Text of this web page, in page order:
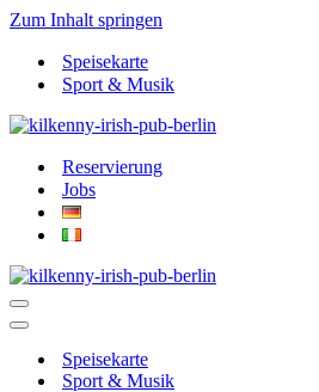
Zum Inhalt springen
Speisekarte
Sport & Musik
Reservierung
Jobs
Navigationsmenü
Navigationsmenü
Speisekarte
Sport & Musik